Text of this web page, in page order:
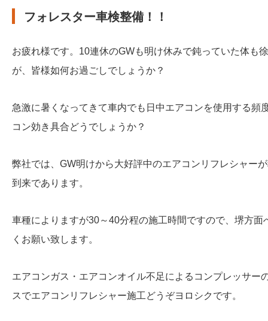
フォレスター車検整備！！
お疲れ様です。10連休のGWも明け休みで鈍っていた体も
が、皆様如何お過ごしでしょうか？
急激に暑くなってきて車内でも日中エアコンを使用する
コン効き具合どうでしょうか？
弊社では、GW明けから大好評中のエアコンリフレシャー
到来であります。
車種によりますが30～40分程の施工時間ですので、堺方
くお願い致します。
エアコンガス・エアコンオイル不足によるコンプレッサ
スでエアコンリフレシャー施工どうぞヨロシクです。